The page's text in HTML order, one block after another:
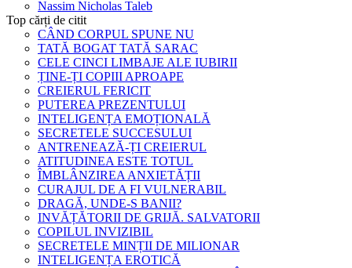
Nassim Nicholas Taleb
Top cărți de citit
CÂND CORPUL SPUNE NU
TATĂ BOGAT TATĂ SARAC
CELE CINCI LIMBAJE ALE IUBIRII
ȚINE-ȚI COPIII APROAPE
CREIERUL FERICIT
PUTEREA PREZENTULUI
INTELIGENȚA EMOȚIONALĂ
SECRETELE SUCCESULUI
ANTRENEAZĂ-ȚI CREIERUL
ATITUDINEA ESTE TOTUL
ÎMBLÂNZIREA ANXIETĂȚII
CURAJUL DE A FI VULNERABIL
DRAGĂ, UNDE-S BANII?
INVĂȚĂTORII DE GRIJĂ. SALVATORII
COPILUL INVIZIBIL
SECRETELE MINȚII DE MILIONAR
INTELIGENȚA EROTICĂ